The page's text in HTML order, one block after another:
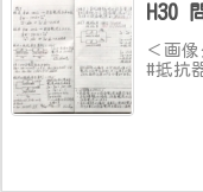
H30
＜画
#抵抗